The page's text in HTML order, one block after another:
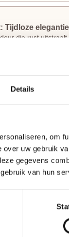
Details
om
uw gebruik
gegevens
van hun
Tijdloze
die rust
absolute
huis, zonder in te
Austria Balance-
het voldoende om
waarna deze
die exact
en vormt
de gewenste
binnendeuren
&
deuren zijn robuust